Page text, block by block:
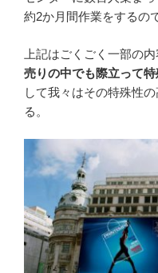
約2か月間作業をするの
上記はごくごく一部の内
売りの中でも際立って
して我々はその特殊性
る。